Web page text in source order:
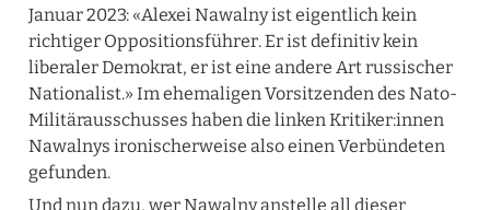
Januar 2023: «Alexei Nawalny ist eigentlich kein
richtiger Oppositionsführer. Er ist definitiv kein
liberaler Demokrat, er ist eine andere Art russischer
Nationalist.» Im ehemaligen Vorsitzenden des Nato-
Militärausschusses haben die linken Kritiker:innen
Nawalnys ironischerweise also einen Verbündeten
gefunden.
Und nun dazu, wer Nawalny anstelle all dieser